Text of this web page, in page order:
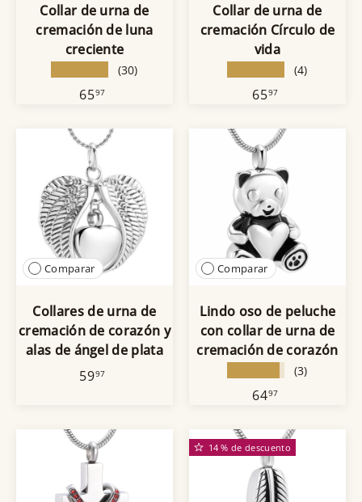
Collar de urna de
cremación de luna
creciente
(30)
6597
Collar de urna de
cremación Círculo de
vida
(4)
6597
Comparar
Collares de urna de
cremación de corazón y
alas de ángel de plata
5997
Comparar
Lindo oso de peluche
con collar de urna de
cremación de corazón
(3)
6497
14 % de descuento